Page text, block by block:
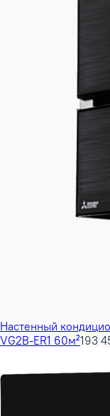
Настенный
VG2B-ER1 60м²193